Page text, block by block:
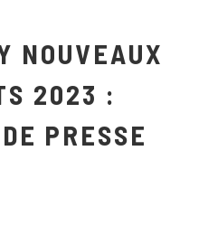
NOUVEAUX
2023 :
PRESSE